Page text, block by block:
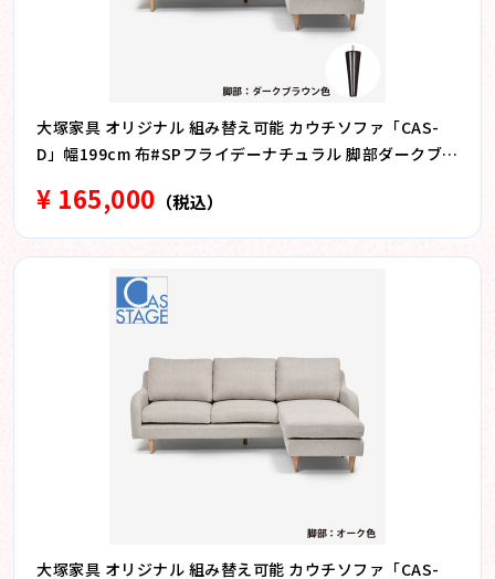
大塚家具 オリジナル 組み替え可能 カウチソファ「CAS-
D」幅199cm 布#SPフライデーナチュラル 脚部ダークブラ
¥ 165,000 （税込）
大塚家具 オリジナル 組み替え可能 カウチソファ「CAS-